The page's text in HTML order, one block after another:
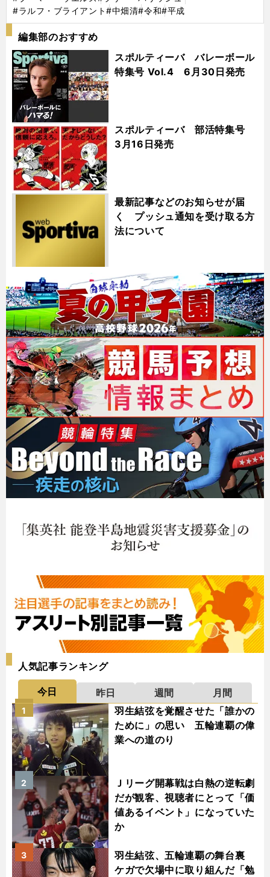
#ラルフ・ブライアント#中畑清#令和#平成
編集部のおすすめ
スポルティーバ バレーボール
特集号 Vol.4 6月30日発売
スポルティーバ 部活特集号
3月16日発売
最新記事などのお知らせが届
く プッシュ通知を受け取る方
法について
人気記事ランキング
今日 昨日 週間
月間
羽生結弦を覚醒させた「誰かの
ために」の思い 五輪連覇の偉
業への道のり
1
Ｊリーグ開幕戦は白熱の逆転劇
だが観客、視聴者にとって「価
値あるイベント」になっていた
か
2
羽生結弦、五輪連覇の舞台裏
ケガで欠場中に取り組んだ「勉
3